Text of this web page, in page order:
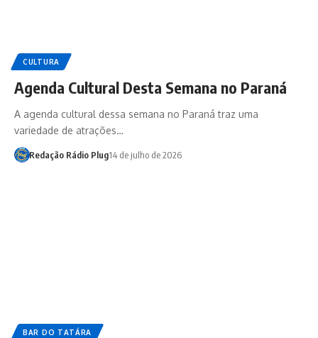
CULTURA
Agenda Cultural Desta Semana no Paraná
A agenda cultural dessa semana no Paraná traz uma
variedade de atrações…
Redação Rádio Plug14 de julho de 2026
BAR DO TATÁRA